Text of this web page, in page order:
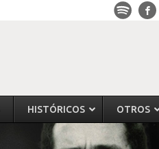
HISTÓRICOS OTROS